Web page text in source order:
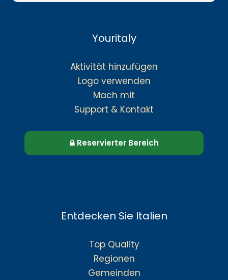
Youritaly
Aktivität hinzufügen
Logo verwenden
Mach mit
Support & Kontakt
Reservierter Bereich
Entdecken Sie Italien
Top Quality
Regionen
Gemeinden